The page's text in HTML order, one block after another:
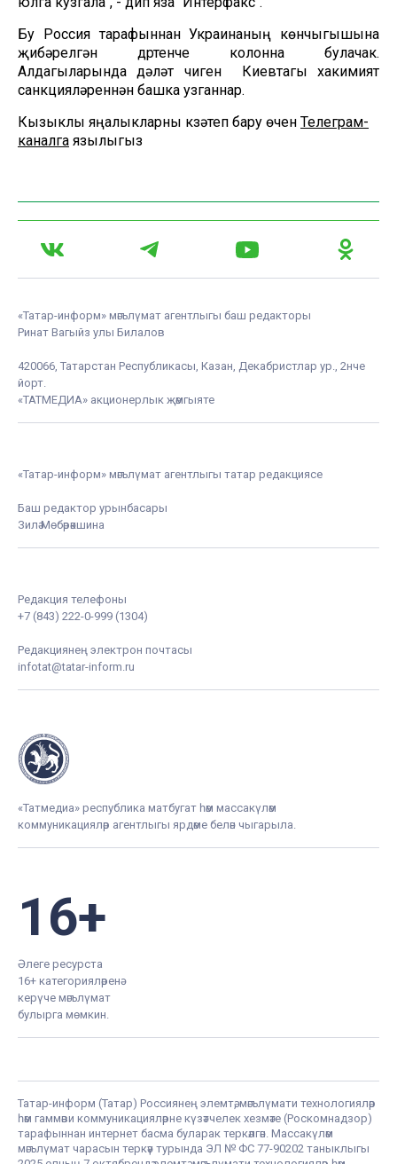
Бу Россия тарафыннан Украинаның көнчыгышына
җибәрелгән дүртенче колонна булачак.
Алдагыларында дәүләт чиген Киевтагы хакимият
санкцияләреннән башка узганнар.
Кызыклы яңалыкларны күзәтеп бару өчен Телеграм-
каналга язылыгыз
«Татар-информ» мәгълүмат агентлыгы баш редакторы
Ринат Вагыйз улы Билалов
420066, Татарстан Республикасы, Казан, Декабристлар ур., 2нче
йорт.
«ТАТМЕДИА» акционерлык җәмгыяте
«Татар-информ» мәгълүмат агентлыгы татар редакциясе
Баш редактор урынбасары
Зилә Мөбәрәкшина
Редакция телефоны
+7 (843) 222-0-999 (1304)
Редакциянең электрон почтасы
infotat@tatar-inform.ru
«Татмедиа» республика матбугат һәм массакүләм
коммуникацияләр агентлыгы ярдәме белән чыгарыла.
16+
Әлеге ресурста
16+ категорияләренә
керүче мәгълүмат
булырга мөмкин.
Татар-информ (Татар) Россиянең элемтә, мәгълүмати технологияләр
һәм гаммәви коммуникацияләрне күзәтчелек хезмәте (Роскомнадзор)
тарафыннан интернет басма буларак теркәлгән. Массакүләм
мәгълүмат чарасын теркәү турында ЭЛ № ФС 77-90202 таныклыгы